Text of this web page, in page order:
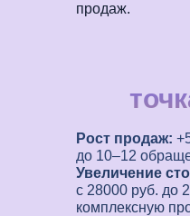
продаж.
Рост продаж:
до 10–12
Увеличение
с 28000 руб. до
комплексную